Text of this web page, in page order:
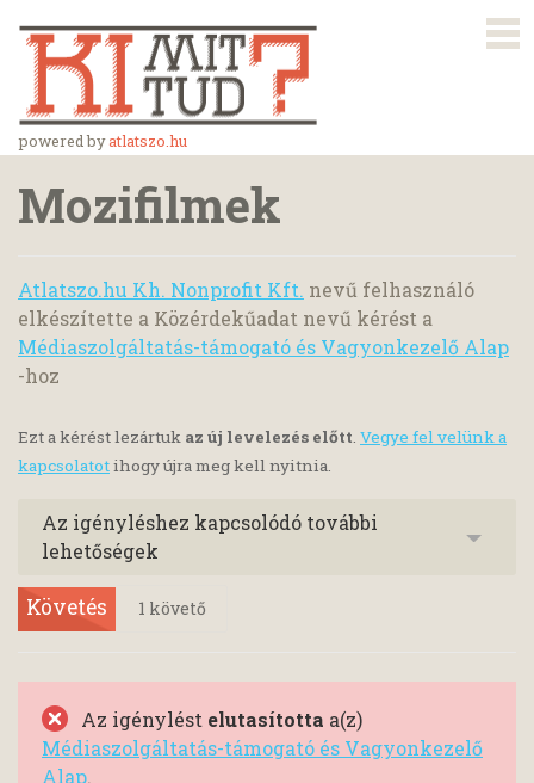
powered byatlatszo.hu
Mozifilmek
Atlatszo.hu Kh. Nonprofit Kft. nevű felhasználó
elkészítette a Közérdekűadat nevű kérést a
Médiaszolgáltatás-támogató és Vagyonkezelő Alap
-hoz
Ezt a kérést lezártuk az új levelezés előtt. Vegye fel velünk a
kapcsolatotihogy újra meg kell nyitnia.
Az igényléshez kapcsolódó további
lehetőségek
Követés 1 követő
Az igénylést elutasította a(z)
Médiaszolgáltatás-támogató és Vagyonkezelő
Alap.